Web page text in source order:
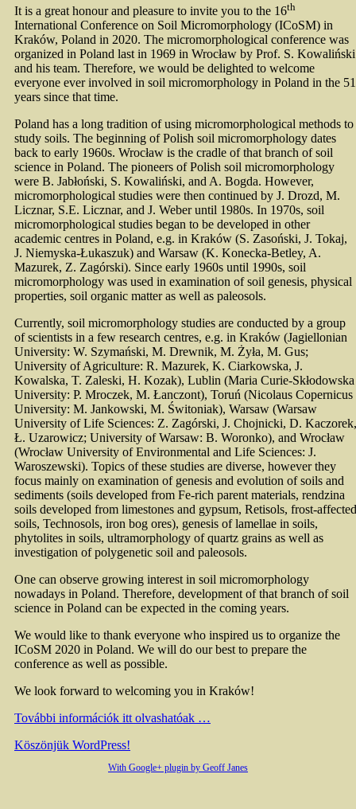
It is a great honour and pleasure to invite you to the 16th
International Conference on Soil Micromorphology (ICoSM) in
Kraków, Poland in 2020. The micromorphological conference was
organized in Poland last in 1969 in Wrocław by Prof. S. Kowaliński
and his team. Therefore, we would be delighted to welcome
everyone ever involved in soil micromorphology in Poland in the 51
years since that time.
Poland has a long tradition of using micromorphological methods to
study soils. The beginning of Polish soil micromorphology dates
back to early 1960s. Wrocław is the cradle of that branch of soil
science in Poland. The pioneers of Polish soil micromorphology
were B. Jabłoński, S. Kowaliński, and A. Bogda. However,
micromorphological studies were then continued by J. Drozd, М.
Licznar, S.E. Licznar, and J. Weber until 1980s. In 1970s, soil
micromorphological studies began to be developed in other
academic centres in Poland, e.g. in Kraków (S. Zasoński, J. Tokaj,
J. Niemyska-Łukaszuk) and Warsaw (K. Konecka-Betley, A.
Mazurek, Z. Zagórski). Since early 1960s until 1990s, soil
micromorphology was used in examination of soil genesis, physical
properties, soil organic matter as well as paleosols.
Currently, soil micromorphology studies are conducted by a group
of scientists in a few research centres, e.g. in Kraków (Jagiellonian
University: W. Szymański, M. Drewnik, M. Żyła, M. Gus;
University of Agriculture: R. Mazurek, K. Ciarkowska, J.
Kowalska, T. Zaleski, H. Kozak), Lublin (Maria Curie-Skłodowska
University: P. Mroczek, M. Łanczont), Toruń (Nicolaus Copernicus
University: M. Jankowski, M. Świtoniak), Warsaw (Warsaw
University of Life Sciences: Z. Zagórski, J. Chojnicki, D. Kaczorek,
Ł. Uzarowicz; University of Warsaw: B. Woronko), and Wrocław
(Wrocław University of Environmental and Life Sciences: J.
Waroszewski). Topics of these studies are diverse, however they
focus mainly on examination of genesis and evolution of soils and
sediments (soils developed from Fe-rich parent materials, rendzina
soils developed from limestones and gypsum, Retisols, frost-affected
soils, Technosols, iron bog ores), genesis of lamellae in soils,
phytolites in soils, ultramorphology of quartz grains as well as
investigation of polygenetic soil and paleosols.
One can observe growing interest in soil micromorphology
nowadays in Poland. Therefore, development of that branch of soil
science in Poland can be expected in the coming years.
We would like to thank everyone who inspired us to organize the
ICoSM 2020 in Poland. We will do our best to prepare the
conference as well as possible.
We look forward to welcoming you in Kraków!
További információk itt olvashatóak …
Köszönjük WordPress!
With Google+ plugin by Geoff Janes